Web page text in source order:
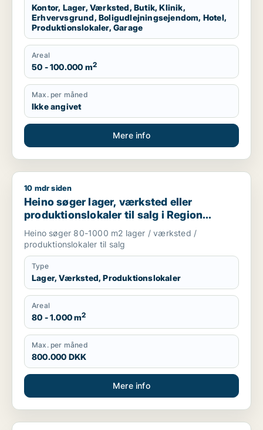
Kontor, Lager, Værksted, Butik, Klinik,
Erhvervsgrund, Boligudlejningsejendom, Hotel,
Produktionslokaler, Garage
Areal
50 - 100.000 m2
Max. per måned
Ikke angivet
Mere info
Heino søger lager, værksted eller produktionslokaler til salg
10 mdr siden
Heino søger lager, værksted eller
produktionslokaler til salg i Region
Sjælland
Heino søger 80-1000 m2 lager / værksted /
produktionslokaler til salg
Type
Lager, Værksted, Produktionslokaler
Areal
80 - 1.000 m2
Max. per måned
800.000 DKK
Mere info